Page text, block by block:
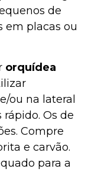
de
em placas ou
orquídea
ou na lateral
Os de
Compre
e carvão.
para a